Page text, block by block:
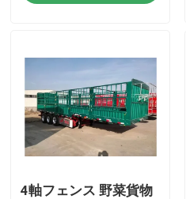
引用を要求しなさい
中古ダンプトラック
使用されたダンプカー ト
4軸フェンス 野菜貨物